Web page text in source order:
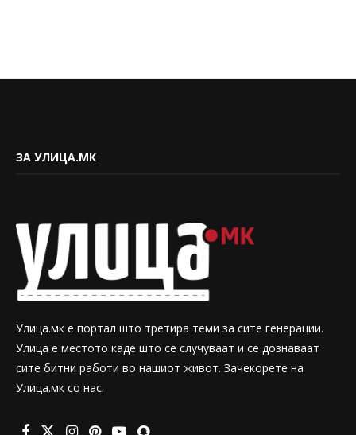
ЗА УЛИЦА.МК
Улица.мк е портал што третира теми за сите генерации.
Улица е местото каде што се случуваат и се дознаваат
сите битни работи во нашиот живот. Зачекорете на
Улица.мк со нас.